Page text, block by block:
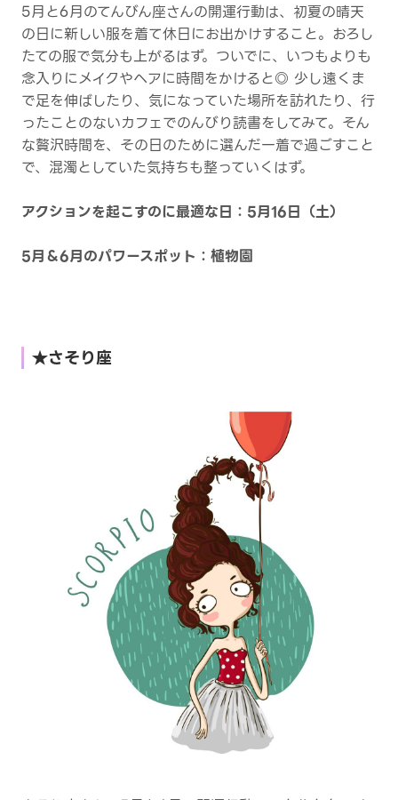
5月と6月のてんびん座さんの開運行動は、初夏の晴天
の日に新しい服を着て休日にお出かけすること。おろし
たての服で気分も上がるはず。ついでに、いつもよりも
念入りにメイクやヘアに時間をかけると◎ 少し遠くま
で足を伸ばしたり、気になっていた場所を訪れたり、行
ったことのないカフェでのんびり読書をしてみて。そん
な贅沢時間を、その日のために選んだ一着で過ごすこと
で、混濁としていた気持ちも整っていくはず。
アクションを起こすのに最適な日：5月16日（土）
5月＆6月のパワースポット：植物園
★さそり座